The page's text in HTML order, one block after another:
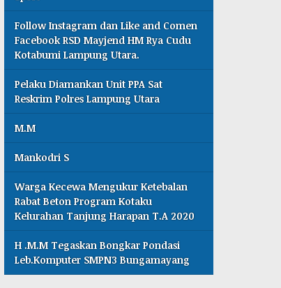
Follow Instagram dan Like and Comen
Facebook RSD Mayjend HM Rya Cudu
Kotabumi Lampung Utara.
Pelaku Diamankan Unit PPA Sat
Reskrim Polres Lampung Utara
M.M
Mankodri S
Warga Kecewa Mengukur Ketebalan
Rabat Beton Program Kotaku
Kelurahan Tanjung Harapan T.A 2020
H .M.M Tegaskan Bongkar Pondasi
Leb.Komputer SMPN3 Bungamayang